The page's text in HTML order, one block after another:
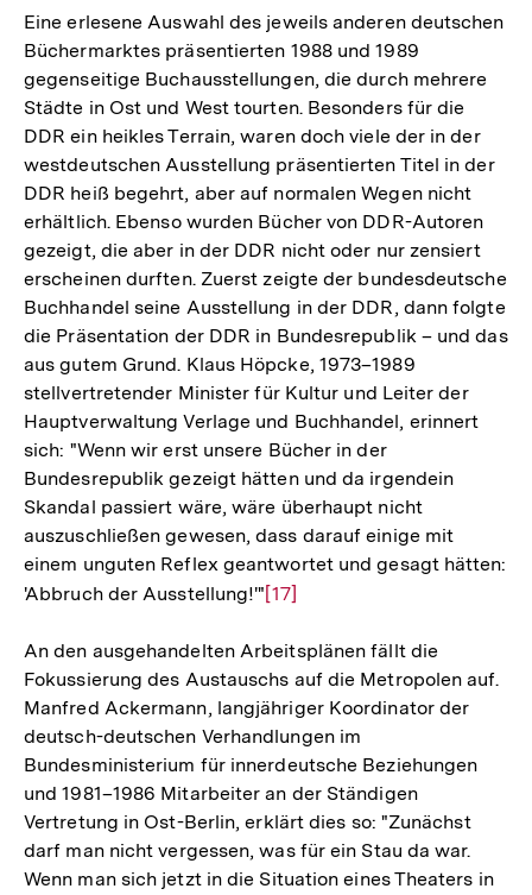
Eine erlesene Auswahl des jeweils anderen deutschen
Büchermarktes präsentierten 1988 und 1989
gegenseitige Buchausstellungen, die durch mehrere
Städte in Ost und West tourten. Besonders für die
DDR ein heikles Terrain, waren doch viele der in der
westdeutschen Ausstellung präsentierten Titel in der
DDR heiß begehrt, aber auf normalen Wegen nicht
erhältlich. Ebenso wurden Bücher von DDR-Autoren
gezeigt, die aber in der DDR nicht oder nur zensiert
erscheinen durften. Zuerst zeigte der bundesdeutsche
Buchhandel seine Ausstellung in der DDR, dann folgte
die Präsentation der DDR in Bundesrepublik – und das
aus gutem Grund. Klaus Höpcke, 1973–1989
stellvertretender Minister für Kultur und Leiter der
Hauptverwaltung Verlage und Buchhandel, erinnert
sich: "Wenn wir erst unsere Bücher in der
Bundesrepublik gezeigt hätten und da irgendein
Skandal passiert wäre, wäre überhaupt nicht
auszuschließen gewesen, dass darauf einige mit
einem unguten Reflex geantwortet und gesagt hätten:
'Abbruch der Ausstellung!'" Zur
der
Fußnote
[17]
An den ausgehandelten Arbeitsplänen fällt die
Fokussierung des Austauschs auf die Metropolen auf.
Manfred Ackermann, langjähriger Koordinator der
deutsch-deutschen Verhandlungen im
Bundesministerium für innerdeutsche Beziehungen
und 1981–1986 Mitarbeiter an der Ständigen
Vertretung in Ost-Berlin, erklärt dies so: "Zunächst
darf man nicht vergessen, was für ein Stau da war.
Wenn man sich jetzt in die Situation eines Theaters in